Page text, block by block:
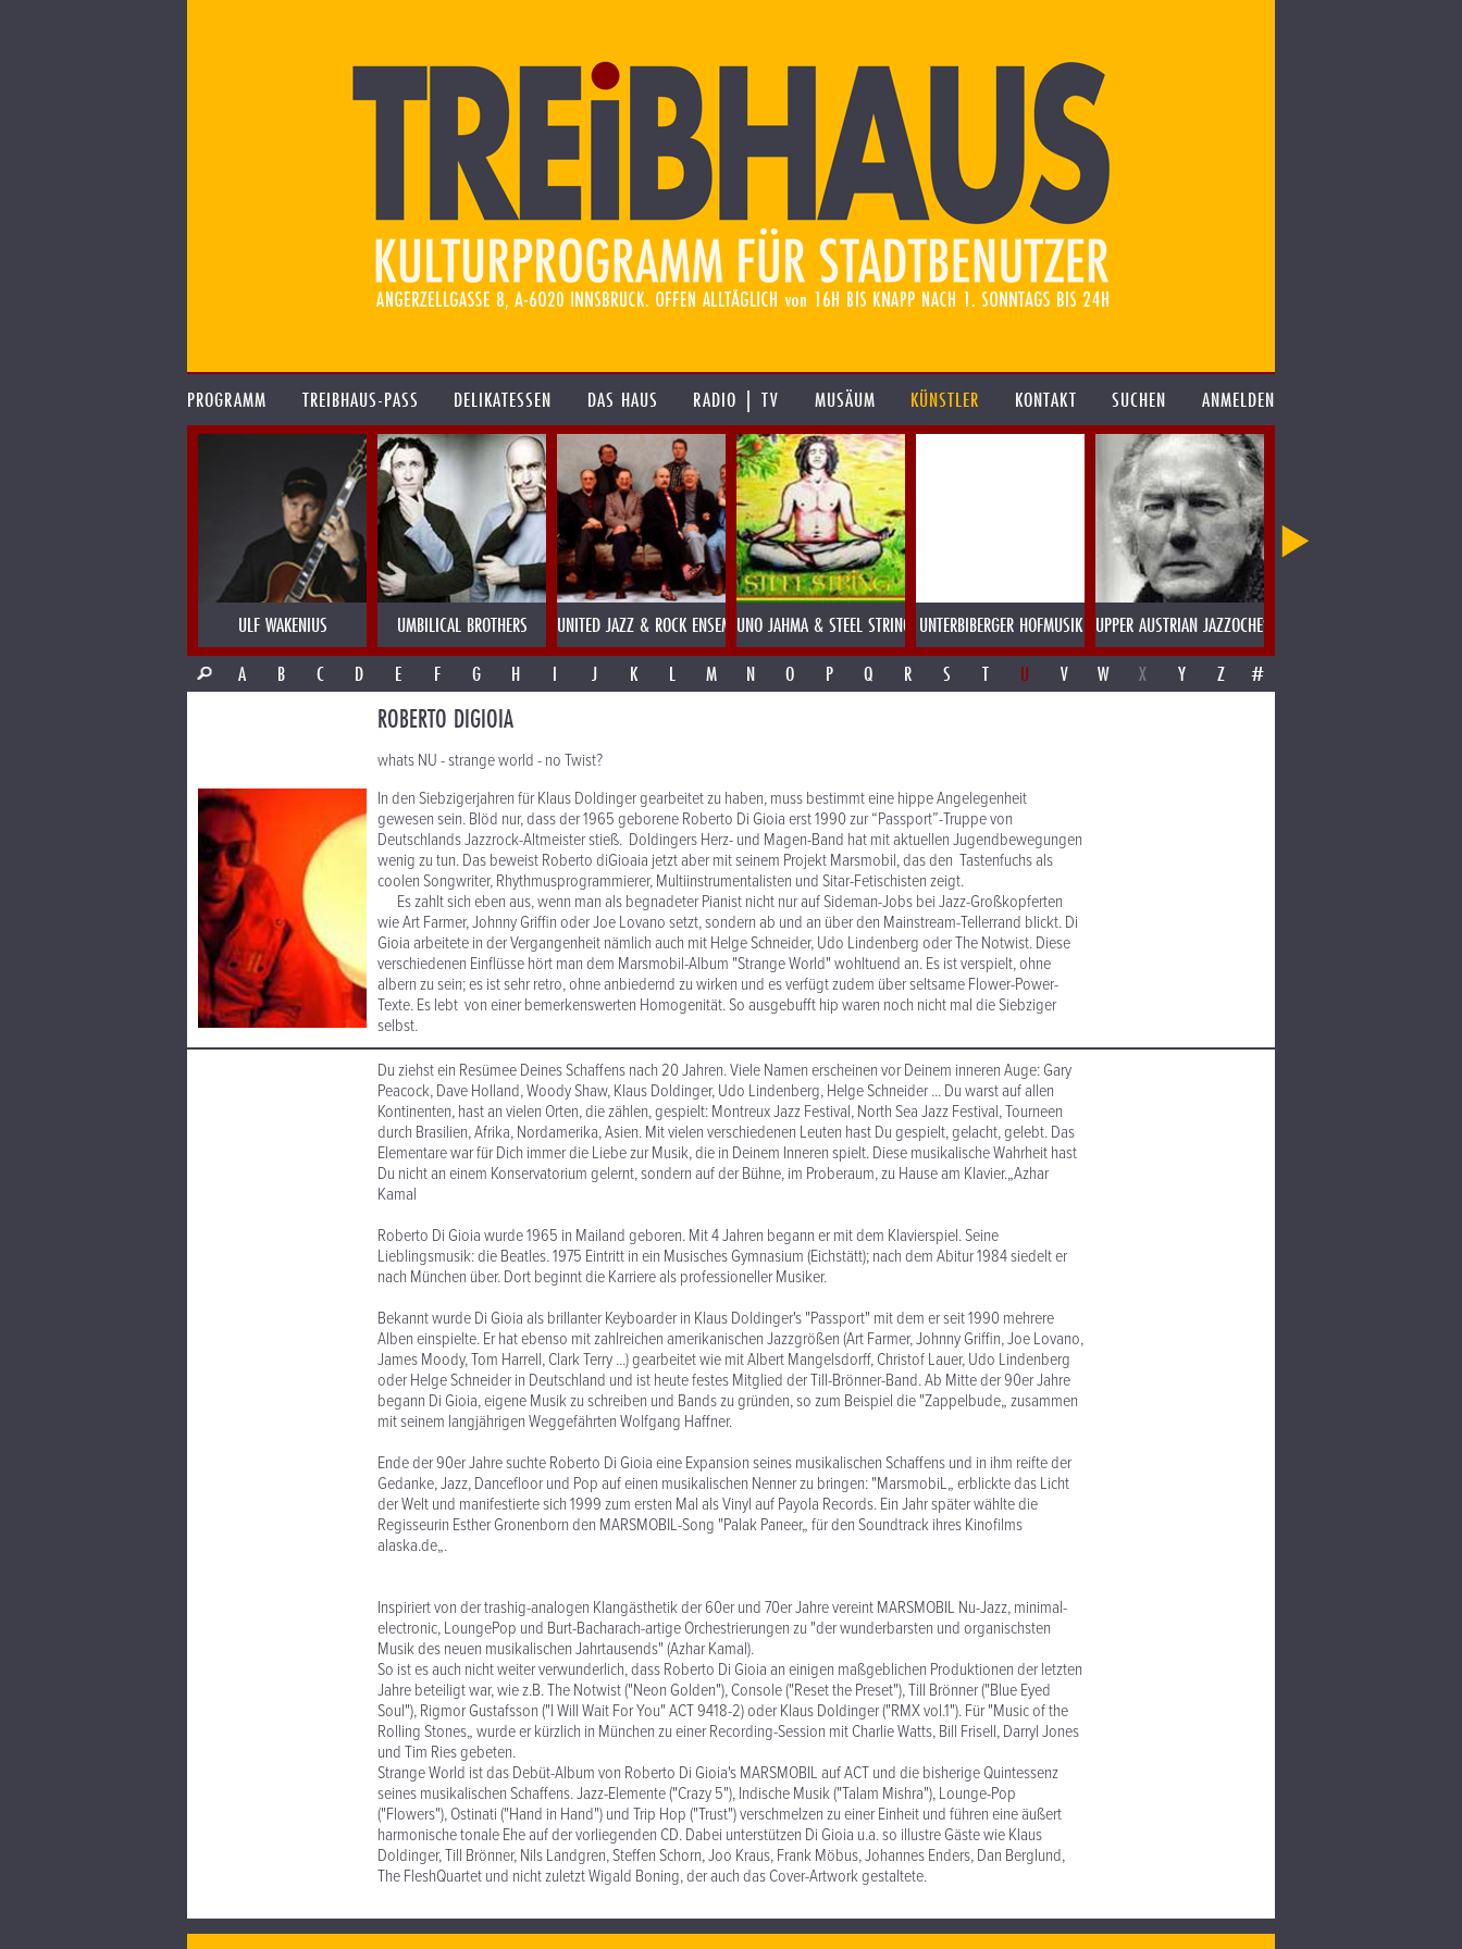
PROGRAMM TREIBHAUS-PASS DELIKATESSEN DAS HAUS RADIO | TV MUSÄUM KÜNSTLER KONTAKT SUCHEN ANMELDEN
ULF WAKENIUS UMBILICAL BROTHERS UNITED JAZZ & ROCK ENSEMBLEUNO JAHMA & STEEL STRING UNTERBIBERGER HOFMUSIK UPPER AUSTRIAN JAZZOCHESTER
A
B C D E F G H I J K L M N O P Q R S T U V W X Y Z #
ROBERTO DIGIOIA
whats NU - strange world - no Twist?
In den Siebzigerjahren für Klaus Doldinger gearbeitet zu haben, muss bestimmt eine hippe Angelegenheit
gewesen sein. Blöd nur, dass der 1965 geborene Roberto Di Gioia erst 1990 zur “Passport”-Truppe von
Deutschlands Jazzrock-Altmeister stieß. Doldingers Herz- und Magen-Band hat mit aktuellen Jugendbewegungen
wenig zu tun. Das beweist Roberto diGioaia jetzt aber mit seinem Projekt Marsmobil, das den Tastenfuchs als
coolen Songwriter, Rhythmusprogrammierer, Multiinstrumentalisten und Sitar-Fetischisten zeigt.
Es zahlt sich eben aus, wenn man als begnadeter Pianist nicht nur auf Sideman-Jobs bei Jazz-Großkopferten
wie Art Farmer, Johnny Griffin oder Joe Lovano setzt, sondern ab und an über den Mainstream-Tellerrand blickt. Di
Gioia arbeitete in der Vergangenheit nämlich auch mit Helge Schneider, Udo Lindenberg oder The Notwist. Diese
verschiedenen Einflüsse hört man dem Marsmobil-Album "Strange World" wohltuend an. Es ist verspielt, ohne
albern zu sein; es ist sehr retro, ohne anbiedernd zu wirken und es verfügt zudem über seltsame Flower-Power-
Texte. Es lebt von einer bemerkenswerten Homogenität. So ausgebufft hip waren noch nicht mal die Siebziger
selbst.
Du ziehst ein Resümee Deines Schaffens nach 20 Jahren. Viele Namen erscheinen vor Deinem inneren Auge: Gary
Peacock, Dave Holland, Woody Shaw, Klaus Doldinger, Udo Lindenberg, Helge Schneider ... Du warst auf allen
Kontinenten, hast an vielen Orten, die zählen, gespielt: Montreux Jazz Festival, North Sea Jazz Festival, Tourneen
durch Brasilien, Afrika, Nordamerika, Asien. Mit vielen verschiedenen Leuten hast Du gespielt, gelacht, gelebt. Das
Elementare war für Dich immer die Liebe zur Musik, die in Deinem Inneren spielt. Diese musikalische Wahrheit hast
Du nicht an einem Konservatorium gelernt, sondern auf der Bühne, im Proberaum, zu Hause am Klavier.„Azhar
Kamal
Roberto Di Gioia wurde 1965 in Mailand geboren. Mit 4 Jahren begann er mit dem Klavierspiel. Seine
Lieblingsmusik: die Beatles. 1975 Eintritt in ein Musisches Gymnasium (Eichstätt); nach dem Abitur 1984 siedelt er
nach München über. Dort beginnt die Karriere als professioneller Musiker.
Bekannt wurde Di Gioia als brillanter Keyboarder in Klaus Doldinger's "Passport" mit dem er seit 1990 mehrere
Alben einspielte. Er hat ebenso mit zahlreichen amerikanischen Jazzgrößen (Art Farmer, Johnny Griffin, Joe Lovano,
James Moody, Tom Harrell, Clark Terry ...) gearbeitet wie mit Albert Mangelsdorff, Christof Lauer, Udo Lindenberg
oder Helge Schneider in Deutschland und ist heute festes Mitglied der Till-Brönner-Band. Ab Mitte der 90er Jahre
begann Di Gioia, eigene Musik zu schreiben und Bands zu gründen, so zum Beispiel die "Zappelbude„ zusammen
mit seinem langjährigen Weggefährten Wolfgang Haffner.
Ende der 90er Jahre suchte Roberto Di Gioia eine Expansion seines musikalischen Schaffens und in ihm reifte der
Gedanke, Jazz, Dancefloor und Pop auf einen musikalischen Nenner zu bringen: "MarsmobiL„ erblickte das Licht
der Welt und manifestierte sich 1999 zum ersten Mal als Vinyl auf Payola Records. Ein Jahr später wählte die
Regisseurin Esther Gronenborn den MARSMOBIL-Song "Palak Paneer„ für den Soundtrack ihres Kinofilms
alaska.de„.
Inspiriert von der trashig-analogen Klangästhetik der 60er und 70er Jahre vereint MARSMOBIL Nu-Jazz, minimal-
electronic, LoungePop und Burt-Bacharach-artige Orchestrierungen zu "der wunderbarsten und organischsten
Musik des neuen musikalischen Jahrtausends" (Azhar Kamal).
So ist es auch nicht weiter verwunderlich, dass Roberto Di Gioia an einigen maßgeblichen Produktionen der letzten
Jahre beteiligt war, wie z.B. The Notwist ("Neon Golden"), Console ("Reset the Preset"), Till Brönner ("Blue Eyed
Soul"), Rigmor Gustafsson ("I Will Wait For You" ACT 9418-2) oder Klaus Doldinger ("RMX vol.1"). Für "Music of the
Rolling Stones„ wurde er kürzlich in München zu einer Recording-Session mit Charlie Watts, Bill Frisell, Darryl Jones
und Tim Ries gebeten.
Strange World ist das Debüt-Album von Roberto Di Gioia's MARSMOBIL auf ACT und die bisherige Quintessenz
seines musikalischen Schaffens. Jazz-Elemente ("Crazy 5"), Indische Musik ("Talam Mishra"), Lounge-Pop
("Flowers"), Ostinati ("Hand in Hand") und Trip Hop ("Trust") verschmelzen zu einer Einheit und führen eine äußert
harmonische tonale Ehe auf der vorliegenden CD. Dabei unterstützen Di Gioia u.a. so illustre Gäste wie Klaus
Doldinger, Till Brönner, Nils Landgren, Steffen Schorn, Joo Kraus, Frank Möbus, Johannes Enders, Dan Berglund,
The FleshQuartet und nicht zuletzt Wigald Boning, der auch das Cover-Artwork gestaltete.